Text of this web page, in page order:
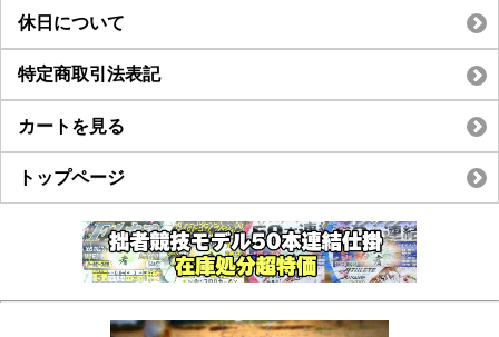
休日について
特定商取引法表記
カートを見る
トップページ